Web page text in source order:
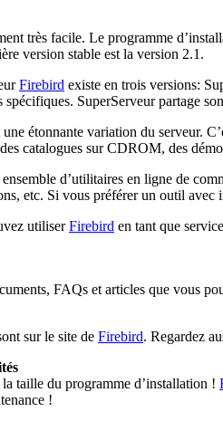
très facile. Le programme
version stable est la version 2.1.
Firebird existe en trois versions:
spécifiques. SuperServeur partage
étonnante variation du serveur.
catalogues sur CDROM, des
d’utilitaires en ligne de
etc. Si vous préférer un outil
utiliserFirebird en tant que
FAQs et articles que vous
sur le site de Firebird. Regardez
taille du programme d’installation !
!